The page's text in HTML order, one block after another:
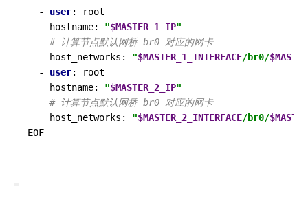
  -
user: root
    hostname:
"$MASTER_1_IP"
# 计算节点默认网桥 br0 对应的网卡
    host_networks:
"$MASTER_1_INTERFACE/br0/
  -
user: root
    hostname:
"$MASTER_2_IP"
# 计算节点默认网桥 br0 对应的网卡
    host_networks:
"$MASTER_2_INTERFACE/br0/